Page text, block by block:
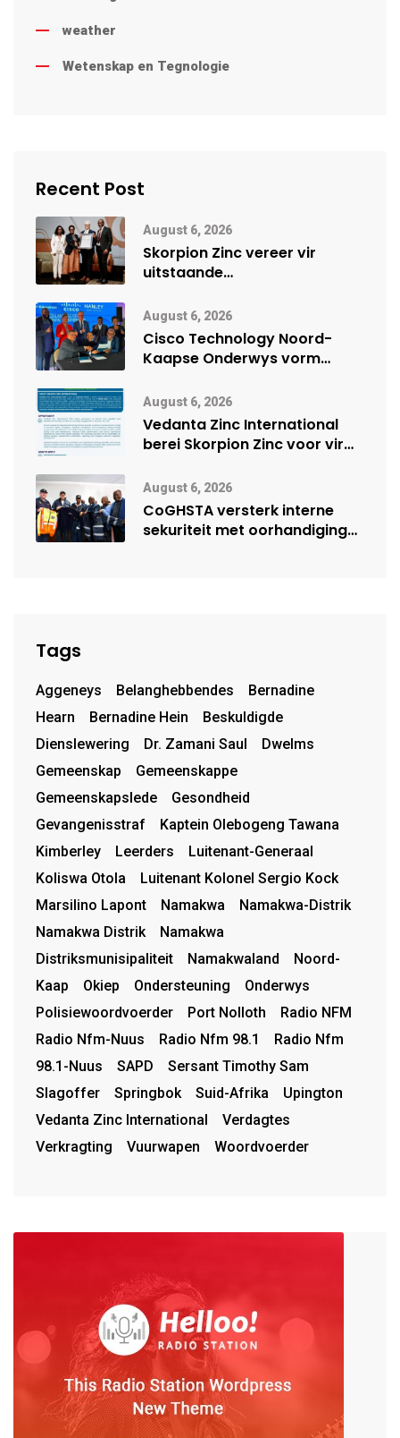
weather
Wetenskap en Tegnologie
Recent Post
August 6, 2026
Skorpion Zinc vereer vir
uitstaande
Namibië Mynbou Ekspo
August 6, 2026
Cisco Technology Noord-
Kaapse Onderwys vorm
vennootskap
August 6, 2026
Vedanta Zinc International
berei Skorpion Zinc voor vir
August 6, 2026
CoGHSTA versterk interne
sekuriteit met oorhandiging
Tags
Aggeneys Belanghebbendes
Bernadine
Hearn
Bernadine Hein
Beskuldigde
Dienslewering
Dr. Zamani Saul
Dwelms
Gemeenskap
Gemeenskappe
Gemeenskapslede
Gesondheid
Gevangenisstraf
Kaptein Olebogeng Tawana
Kimberley
Leerders
Luitenant-Generaal
Koliswa Otola
Luitenant Kolonel Sergio Kock
Marsilino Lapont
Namakwa
Namakwa-Distrik
Namakwa Distrik
Namakwa
Distriksmunisipaliteit
Namakwaland
Noord-
Kaap
Okiep Ondersteuning
Onderwys
Polisiewoordvoerder
Port Nolloth
Radio NFM
Radio Nfm-Nuus
Radio Nfm 98.1
Radio Nfm
98.1-Nuus
SAPD
Sersant Timothy Sam
Slagoffer
Springbok Suid-Afrika
Upington
Vedanta Zinc International
Verdagtes
Verkragting
Vuurwapen Woordvoerder